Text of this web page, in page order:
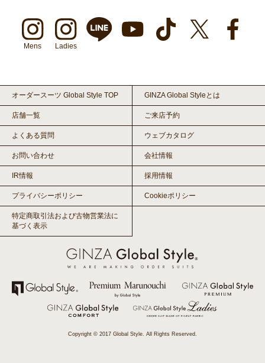
Mens Ladies
オーダースーツ Global Style TOP GINZA Global Styleとは
店舗一覧 ご来店予約
よくある質問 ウェブカタログ
お問い合わせ 会社情報
IR情報 採用情報
プライバシーポリシー Cookieポリシー
特定商取引法および古物営業法に
基づく表示
Copyright © 2017 Global Style. All Rights Reserved.